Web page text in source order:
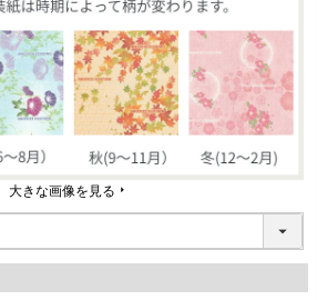
大きな画像を見る